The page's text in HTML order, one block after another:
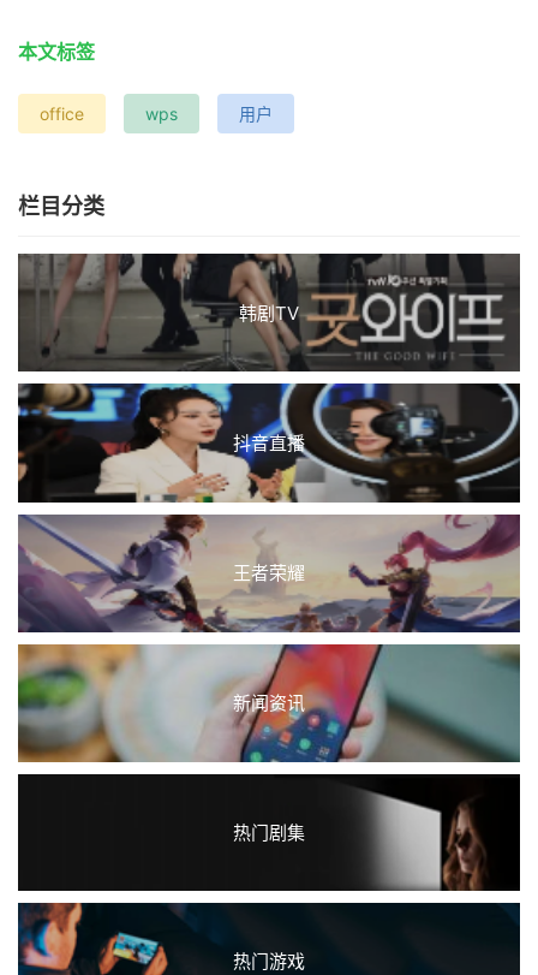
本文标签
office wps 用户
栏目分类
韩剧TV
抖音直播
王者荣耀
新闻资讯
热门剧集
热门游戏